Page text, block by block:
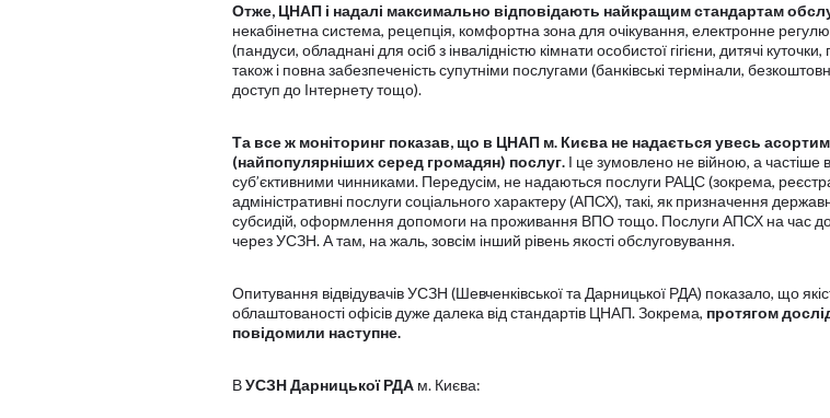
Отже, ЦНАП і надалі максимально відповідають найкращим стандартам
некабінетна система, рецепція, комфортна зона для очікування, електронне
(пандуси, обладнані для осіб з інвалідністю кімнати особистої гігієни, дитячі
також і повна забезпеченість супутніми послугами (банківські термінали,
доступ до Інтернету тощо).
Та все ж моніторинг показав, що в ЦНАП м. Києва не надається увесь
(найпопулярніших серед громадян) послуг. І це зумовлено не війною, а частіше
суб’єктивними чинниками. Передусім, не надаються послуги РАЦС (зокрема,
адміністративні послуги соціального характеру (АПСХ), такі, як призначення
субсидій, оформлення допомоги на проживання ВПО тощо. Послуги АПСХ на час
через УСЗН. А там, на жаль, зовсім інший рівень якості обслуговування.
Опитування відвідувачів УСЗН (Шевченківської та Дарницької РДА) показало, що
облаштованості офісів дуже далека від стандартів ЦНАП. Зокрема, протягом
повідомили наступне.
ВУСЗН Дарницької РДА м. Києва: